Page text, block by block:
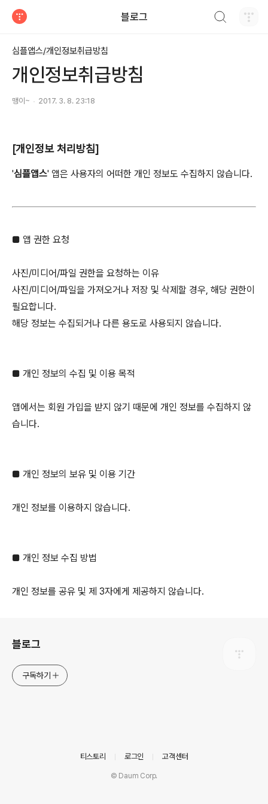
블로그
심플앱스/개인정보취급방침
개인정보취급방침
맹이~ 2017. 3. 8. 23:18
[개인정보 처리방침]
'심플앱스' 앱은 사용자의 어떠한 개인 정보도 수집하지 않습니다.
■ 앱 권한 요청
사진/미디어/파일 권한을 요청하는 이유
사진/미디어/파일을 가져오거나 저장 및 삭제할 경우, 해당 권한이
필요합니다.
해당 정보는 수집되거나 다른 용도로 사용되지 않습니다.
■ 개인 정보의 수집 및 이용 목적
앱에서는 회원 가입을 받지 않기 때문에 개인 정보를 수집하지 않
습니다.
■ 개인 정보의 보유 및 이용 기간
개인 정보를 이용하지 않습니다.
■ 개인 정보 수집 방법
개인 정보를 공유 및 제 3자에게 제공하지 않습니다.
블로그
구독하기
티스토리 로그인 고객센터
© Daum Corp.